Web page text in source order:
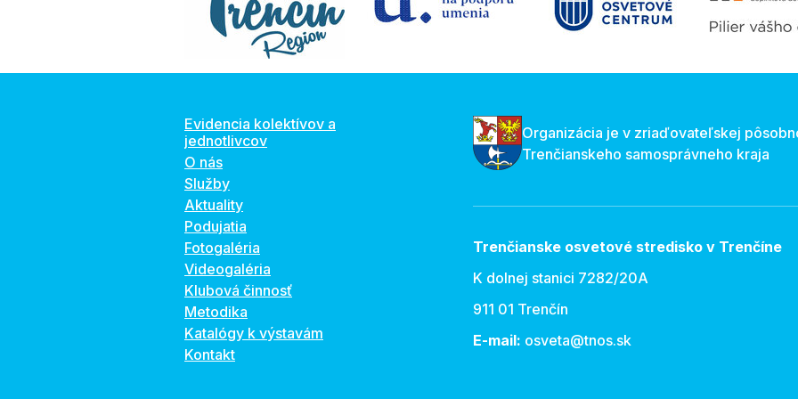
Evidencia kolektívov a
jednotlivcov
O nás
Služby
Aktuality
Podujatia
Fotogaléria
Videogaléria
Klubová činnosť
Metodika
Katalógy k výstavám
Kontakt
Organizácia je v zriaďovateľskej
Trenčianskeho samosprávneho kraja
Trenčianske osvetové stredisko v Trenčíne
K dolnej stanici 7282/20A
911 01 Trenčín
E-mail: osveta@tnos.sk